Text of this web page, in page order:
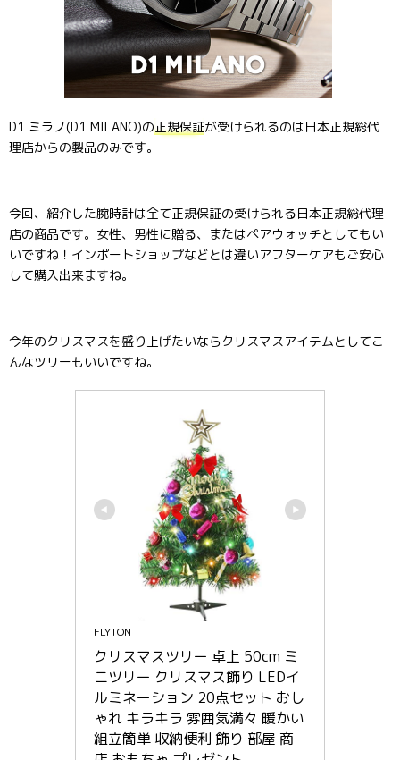
D1 ミラノ(D1 MILANO)の正規保証が受けられるのは日本正規総代
理店からの製品のみです。
今回、紹介した腕時計は全て正規保証の受けられる日本正規総代理
店の商品です。女性、男性に贈る、またはペアウォッチとしてもい
いですね！インポートショップなどとは違いアフターケアもご安心
して購入出来ますね。
今年のクリスマスを盛り上げたいならクリスマスアイテムとしてこ
んなツリーもいいですね。
FLYTON
クリスマスツリー 卓上 50cm ミ
ニツリー クリスマス飾り LEDイ
ルミネーション 20点セット おし
ゃれ キラキラ 雰囲気満々 暖かい
組立簡単 収納便利 飾り 部屋 商